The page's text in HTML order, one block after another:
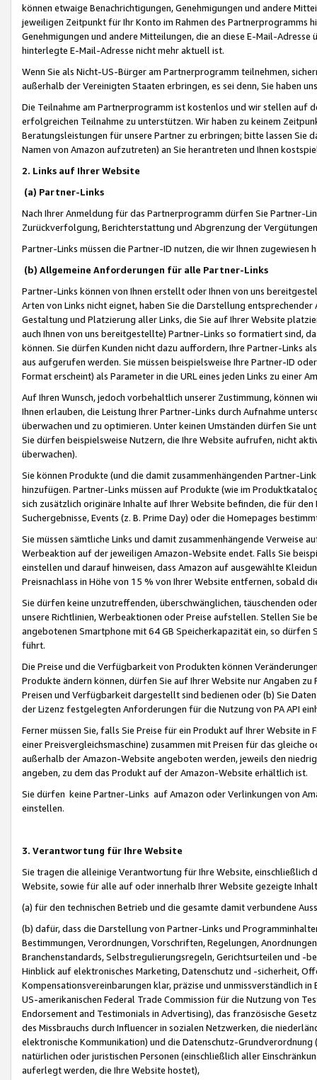
können etwaige Benachrichtigungen, Genehmigungen und andere
jeweiligen Zeitpunkt für Ihr Konto im Rahmen des Partnerprogramms
Genehmigungen und andere Mitteilungen, die an diese E-Mail-
hinterlegte E-Mail-Adresse nicht mehr aktuell ist.
Wenn Sie als Nicht-US-Bürger am Partnerprogramm teilnehmen,
außerhalb der Vereinigten Staaten erbringen, es sei denn, Sie haben
Die Teilnahme am Partnerprogramm ist kostenlos und wir stellen auf
erfolgreichen Teilnahme zu unterstützen. Wir haben zu keinem
Beratungsleistungen für unsere Partner zu erbringen; bitte lassen Sie
Namen von Amazon aufzutreten) an Sie herantreten und Ihnen
2. Links auf Ihrer Website
(a) Partner-Links
Nach Ihrer Anmeldung für das Partnerprogramm dürfen Sie Partner-
Zurückverfolgung, Berichterstattung und Abgrenzung der
Partner-Links müssen die Partner-ID nutzen, die wir Ihnen zugewiesen
(b) Allgemeine Anforderungen für alle Partner-Links
Partner-Links können von Ihnen erstellt oder Ihnen von uns
Arten von Links nicht eignet, haben Sie die Darstellung
Gestaltung und Platzierung aller Links, die Sie auf Ihrer Website
auch Ihnen von uns bereitgestellte) Partner-Links so formatiert sind,
können. Sie dürfen Kunden nicht dazu auffordern, Ihre Partner-Links
aus aufgerufen werden. Sie müssen beispielsweise Ihre Partner-ID
Format erscheint) als Parameter in die URL eines jeden Links zu einer
Auf Ihren Wunsch, jedoch vorbehaltlich unserer Zustimmung, können
Ihnen erlauben, die Leistung Ihrer Partner-Links durch Aufnahme
überwachen und zu optimieren. Unter keinen Umständen dürfen Sie
Sie dürfen beispielsweise Nutzern, die Ihre Website aufrufen, nicht
überwachen).
Sie können Produkte (und die damit zusammenhängenden Partner-
hinzufügen. Partner-Links müssen auf Produkte (wie im
sich zusätzlich originäre Inhalte auf Ihrer Website befinden, die für
Suchergebnisse, Events (z. B. Prime Day) oder die Homepages
Sie müssen sämtliche Links und damit zusammenhängende
Werbeaktion auf der jeweiligen Amazon-Website endet. Falls Sie
einstellen und darauf hinweisen, dass Amazon auf ausgewählte
Preisnachlass in Höhe von 15 % von Ihrer Website entfernen, sobald
Sie dürfen keine unzutreffenden, überschwänglichen, täuschenden
unsere Richtlinien, Werbeaktionen oder Preise aufstellen. Stellen Sie
angebotenen Smartphone mit 64 GB Speicherkapazität ein, so dürfen
führt.
Die Preise und die Verfügbarkeit von Produkten können
Produkte ändern können, dürfen Sie auf Ihrer Website nur Angaben
Preisen und Verfügbarkeit dargestellt sind bedienen oder (b) Sie
der Lizenz festgelegten Anforderungen für die Nutzung von PA API
Ferner müssen Sie, falls Sie Preise für ein Produkt auf Ihrer Website
einer Preisvergleichsmaschine) zusammen mit Preisen für das
außerhalb der Amazon-Website angeboten werden, jeweils den
angeben, zu dem das Produkt auf der Amazon-Website erhältlich ist.
Sie dürfen keine Partner-Links auf Amazon oder Verlinkungen von
einstellen.
3. Verantwortung für Ihre Website
Sie tragen die alleinige Verantwortung für Ihre Website,
Website, sowie für alle auf oder innerhalb Ihrer Website gezeigte
(a) für den technischen Betrieb und die gesamte damit verbundene
(b) dafür, dass die Darstellung von Partner-Links und
Bestimmungen, Verordnungen, Vorschriften, Regelungen,
Branchenstandards, Selbstregulierungsregeln, Gerichtsurteilen und -
Hinblick auf elektronisches Marketing, Datenschutz und -sicherheit,
Kompensationsvereinbarungen klar, präzise und unmissverständlich
US-amerikanischen Federal Trade Commission für die Nutzung von
Endorsement and Testimonials in Advertising), das französische
des Missbrauchs durch Influencer in sozialen Netzwerken, die
elektronische Kommunikation) und die Datenschutz-
natürlichen oder juristischen Personen (einschließlich aller
auferlegt werden, die Ihre Website hostet),